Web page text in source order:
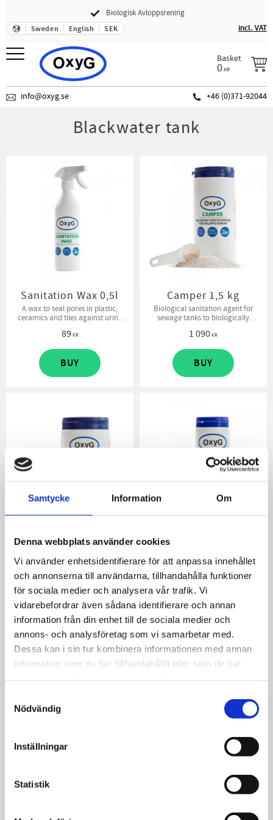
Samtycke Information Om
Denna webbplats använder cookies
Vi använder enhetsidentifierare för att anpassa innehållet
och annonserna till användarna, tillhandahålla funktioner
för sociala medier och analysera vår trafik. Vi
vidarebefordrar även sådana identifierare och annan
information från din enhet till de sociala medier och
annons- och analysföretag som vi samarbetar med.
Dessa kan i sin tur kombinera informationen med annan
information som du har tillhandahållit eller som de har
Nödvändig
Inställningar
Statistik
Menu
Biologisk Avloppsrening
Sweden
English SEK incl. VAT
Basket
0KR
info@oxyg.se +46 (0)371-92044
Blackwater tank
Sanitation Wax 0,5l
A wax to seal pores in plastic,
ceramics and tiles against urine
89KR
BUY
Camper 1,5 kg
Biological sanitation agent for
sewage tanks to biologically
aerobic decomposition process.
1 090KR
BUY
Biological sanitation agent for
control odor and initiate an
aerobic decomposition process.
725
BUY
Biological sanitation agent for
sewage tanks to biologically
control odor and initiate an
aerobic decomposition process.
290
BUY
OxyG Camper Biological Sanitation
Eliminates sewage odor in the toilet tank.
Removes urinary scale and prevents its formation.
Administer on the same day the toilet tank is put into use. Add
1/2 scoop to a cassette and add 1 liter of water.